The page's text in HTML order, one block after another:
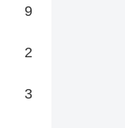
9
2
3